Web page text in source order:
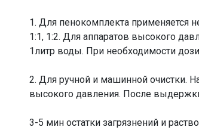
1. Для пенокомплекта применяется
1:1, 1:2. Для аппаратов высокого
1литр воды. При необходимости
2. Для ручной и машинной очистки.
высокого давления. После
3-5 мин остатки загрязнений и